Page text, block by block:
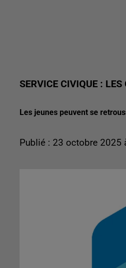
SERVICE CIVIQUE :
Les jeunes peuvent se
Publié : 23 octobre 2025